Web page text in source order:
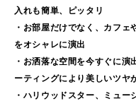
入れも簡単、ピッタリ
・お部屋だけでなく、カフ
をオシャレに演出
・お洒落な空間を今すぐに
ーティングにより美しいツヤ
・ハリウッドスター、ミュ